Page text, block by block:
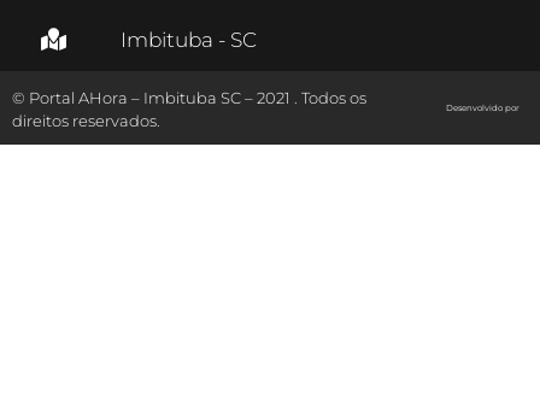
Imbituba - SC
© Portal AHora – Imbituba SC – 2021 . Todos os
direitos reservados.
Desenvolvido por